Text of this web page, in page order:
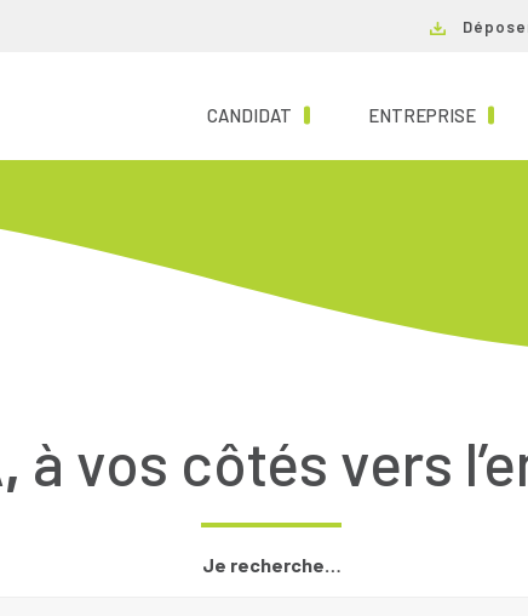
CANDIDAT (CURRENT)ENTREPRISE
à vos côtés vers
Je recherche…